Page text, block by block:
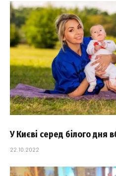
У Києві серед білого дня
22.10.2022